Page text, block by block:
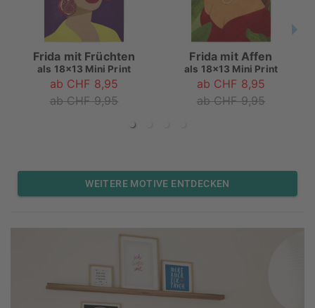
Frida mit Früchten
als 18x13 Mini Print
ab CHF 8,95
ab CHF 9,95
Frida mit Affen
als 18x13 Mini Print
ab CHF 8,95
ab CHF 9,95
WEITERE MOTIVE ENTDECKEN